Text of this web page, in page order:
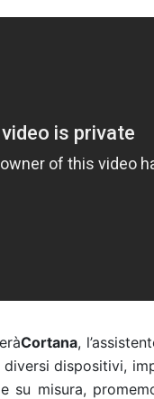
Cortana,
dispositivi,
su misura,